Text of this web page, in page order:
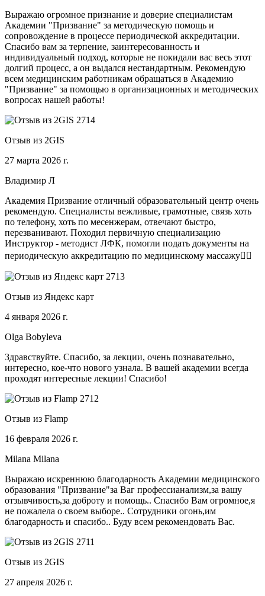
Выражаю огромное признание и доверие специалистам
Академии "Призвание" за методическую помощь и
сопровождение в процессе периодической аккредитации.
Спасибо вам за терпение, заинтересованность и
индивидуальный подход, которые не покидали вас весь этот
долгий процесс, а он выдался нестандартным. Рекомендую
всем медицинским работникам обращаться в Академию
"Призвание" за помощью в организационных и методических
вопросах нашей работы!
Отзыв из 2GIS
27 марта 2026 г.
Владимир Л
Академия Призвание отличный образовательный центр очень
рекомендую. Специалисты вежливые, грамотные, связь хоть
по телефону, хоть по месенжерам, отвечают быстро,
перезванивают. Походил первичную специализацию
Инструктор - методист ЛФК, помогли подать документы на
периодическую аккредитацию по медицинскому массажу🧑‍⚕️
Отзыв из Яндекс карт
4 января 2026 г.
Olga Bobyleva
Здравствуйте. Спасибо, за лекции, очень познавательно,
интересно, кое-что нового узнала. В вашей академии всегда
проходят интересные лекции! Спасибо!
Отзыв из Flamp
16 февраля 2026 г.
Milana Milana
Выражаю искреннюю благодарность Академии медицинского
образования "Призвание"за Ваг профессианализм,за вашу
отзывчивость,за доброту и помощь.. Спасибо Вам огромное,я
не пожалела о своем выборе.. Сотрудники огонь,им
благодарность и спасибо.. Буду всем рекомендовать Вас.
Отзыв из 2GIS
27 апреля 2026 г.